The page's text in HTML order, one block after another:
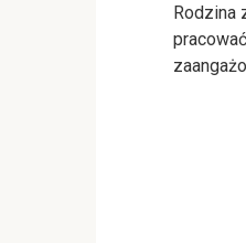
Rodzina